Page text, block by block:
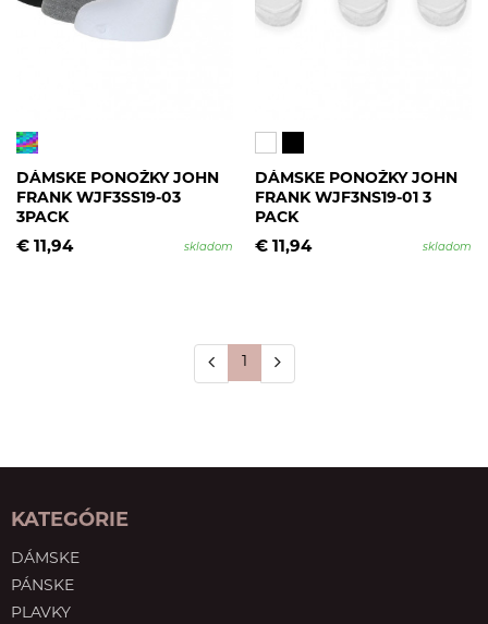
DÁMSKE PONOŽKY JOHN
FRANK WJF3SS19-03
3PACK
€ 11,94
skladom
DÁMSKE PONOŽKY JOHN
FRANK WJF3NS19-01 3
PACK
€ 11,94
skladom
1
KATEGÓRIE
DÁMSKE
PÁNSKE
PLAVKY